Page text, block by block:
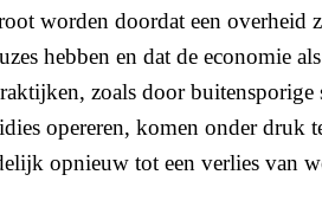
worden doordat een overheid
hebben en dat de economie
zoals door buitensporige
opereren, komen onder druk
opnieuw tot een verlies van